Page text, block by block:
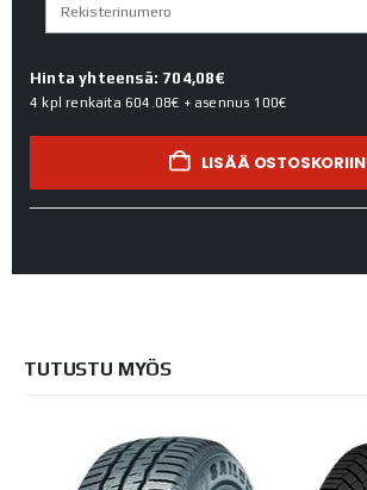
Hinta yhteensä: 704,08€
4 kpl renkaita 604.08€ + asennus 100€
LISÄÄ OSTOSKORIIN
TUTUSTU MYÖS